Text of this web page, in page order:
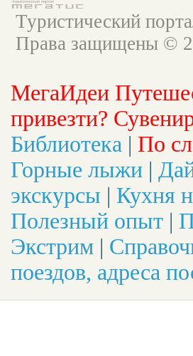
Туристический
Права защищены ©
МегаИдеи
привезти?
Библиотека | По
Горные лыжи |
экскурсы | Кухня
Полезный опыт |
Экстрим |
поездов, адреса